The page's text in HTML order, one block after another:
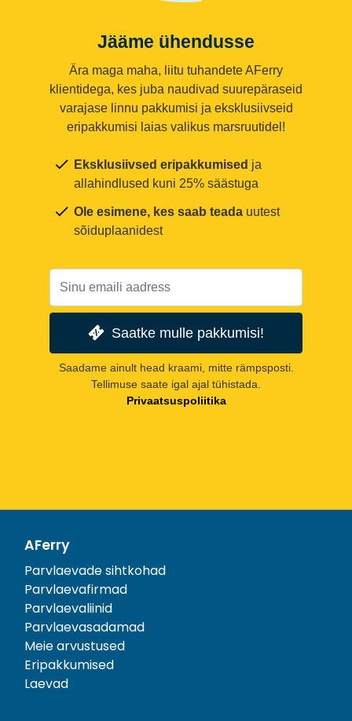
Jääme ühendusse
Ära maga maha, liitu tuhandete AFerry
klientidega, kes juba naudivad suurepäraseid
varajase linnu pakkumisi ja eksklusiivseid
eripakkumisi laias valikus marsruutidel!
Eksklusiivsed eripakkumised ja
allahindlused kuni 25% säästuga
Ole esimene, kes saab teada uutest
sõiduplaanidest
Saatke mulle pakkumisi!
Saadame ainult head kraami, mitte rämpsposti.
Tellimuse saate igal ajal tühistada.
Privaatsuspoliitika
AFerry
Parvlaevade sihtkohad
Parvlaevafirmad
Parvlaevaliinid
Parvlaevasadamad
Meie arvustused
Eripakkumised
Laevad